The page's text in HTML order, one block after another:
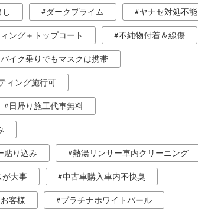
ダークプライム ヤナセ対処不能
ング＋トップコート 不純物付着＆線傷
バイク乗りでもマスクは携帯
ィング施行可
日帰り施工代車無料
貼り込み 熱湯リンサー車内クリーニング
が大事 中古車購入車内不快臭
客様 プラチナホワイトパール